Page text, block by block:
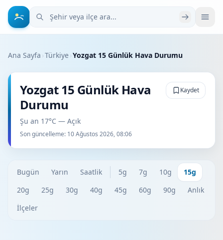
Şehir veya ilçe ara
Ana Sayfa ›Türkiye›Yozgat 15 Günlük Hava Durumu
Yozgat 15 Günlük Hava
Durumu
Şu an 17°C — Açık
Son güncelleme: 10 Ağustos 2026, 08:06
Kaydet
Bugün Yarın Saatlik 5g 7g 10g
15g
20g
25g 30g 40g 45g 60g 90g
Anlık
İlçeler